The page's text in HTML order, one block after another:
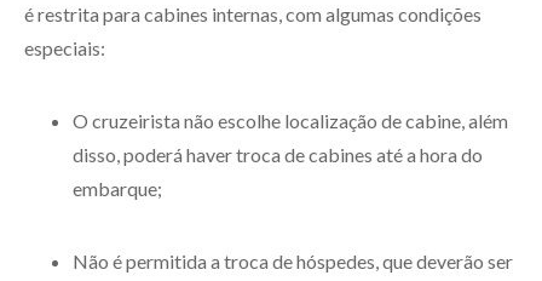
é restrita para cabines internas, com algumas condições
especiais:
O cruzeirista não escolhe localização de cabine, além
disso, poderá haver troca de cabines até a hora do
embarque;
Não é permitida a troca de hóspedes, que deverão ser